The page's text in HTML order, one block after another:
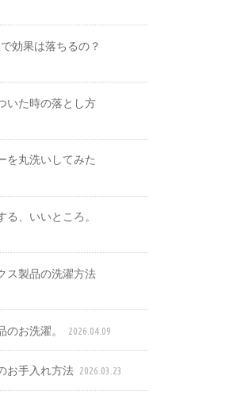
効果は落ちるの？
いた時の落とし方
を丸洗いしてみた
、いいところ。
ス製品の洗濯方法
のお洗濯。 2026.04.09
お手入れ方法 2026.03.23